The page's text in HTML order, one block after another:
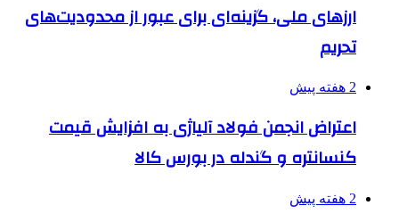
ارزهای ملی، گزینه‌ای برای عبور از محدودیت‌های
تحریم
2 هفته پیش
اعتراض انجمن فولاد آلیاژی به افزایش قیمت
کنسانتره و گندله در بورس کالا
2 هفته پیش